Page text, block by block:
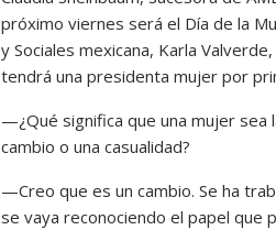
próximo viernes será el Día de la
y Sociales mexicana, Karla
tendrá una presidenta mujer por
—¿Qué significa que una mujer sea
cambio o una casualidad?
—Creo que es un cambio. Se ha
se vaya reconociendo el papel que